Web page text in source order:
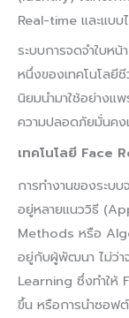
Real-time และแบบ
ระบบการจดจำใบห
หนึ่งของเทคโนโลยี
นิยมนำมาใช้อย่างแ
ความปลอดภัยมั่นค
เทคโนโลยี Face
การทํางานของระบ
อยู่หลายแนววิธี
Methods หรือ
อยู่กับผู้พัฒนา ไม่ว่า
Learning ซึ่งทำให้
ขึ้น หรือการนำซอฟ